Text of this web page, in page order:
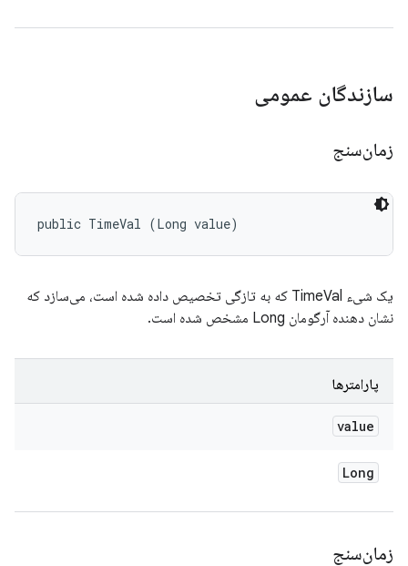
سازندگان عمومی
زمان‌سنج
public TimeVal (Long value)
یک شیء TimeVal که به تازگی تخصیص داده شده است، می‌سازد که
نشان دهنده آرگومان Long مشخص شده است.
پارامترها
value
Long
زمان‌سنج